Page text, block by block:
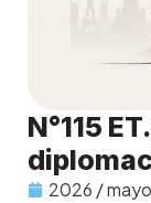
N°115
2026 / mayo